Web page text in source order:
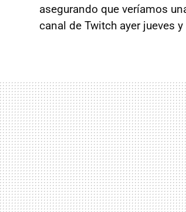
asegurando que veríamos
canal de Twitch ayer jueves